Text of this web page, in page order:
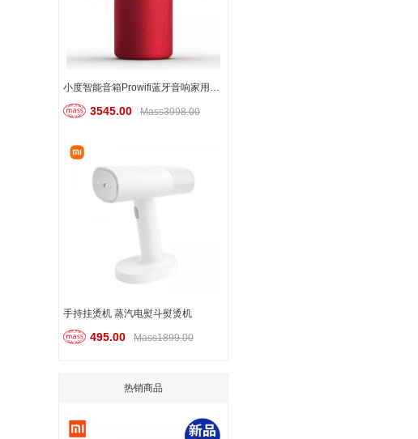
小度智能音箱Prowifi蓝牙音响家用小杜机器人网络无线闹钟
3545.00 Mass3998.00
手持挂烫机 蒸汽电熨斗熨烫机
495.00 Mass1899.00
热销商品